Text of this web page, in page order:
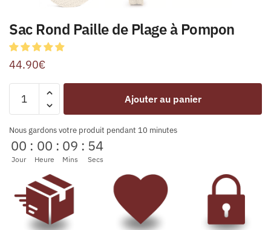
Sac Rond Paille de Plage à Pompon
44.90€
Ajouter au panier
Nous gardons votre produit pendant 10 minutes
00
Jour
: 00
Heure
: 09
Mins
: 54
Secs